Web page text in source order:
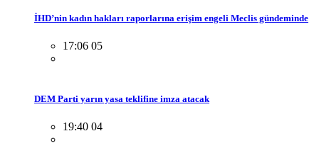
İHD’nin kadın hakları raporlarına erişim engeli Meclis gündeminde
17:06 05
DEM Parti yarın yasa teklifine imza atacak
19:40 04